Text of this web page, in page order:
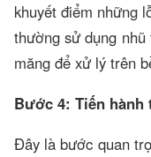
khuyết điểm những
thường sử dụng
măng để xử lý trên
Bước 4: Tiến
Đây là bước quan